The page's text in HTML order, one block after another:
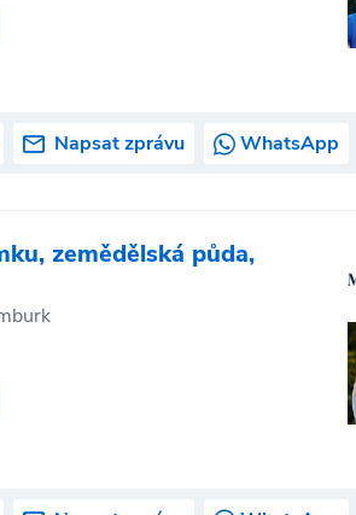
Napsat zprávu WhatsApp
zemědělská půda,